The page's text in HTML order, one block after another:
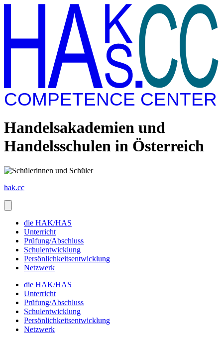
COMPETENCE CENTER
Handelsakademien und
Handelsschulen in Österreich
hak.cc
die HAK/HAS
Unterricht
Prüfung/Abschluss
Schulentwicklung
Persönlichkeitsentwicklung
Netzwerk
die HAK/HAS
Unterricht
Prüfung/Abschluss
Schulentwicklung
Persönlichkeitsentwicklung
Netzwerk